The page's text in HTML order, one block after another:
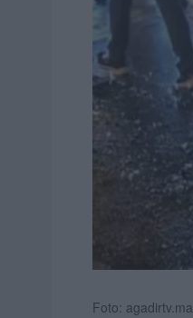
Foto: agadirtv.ma